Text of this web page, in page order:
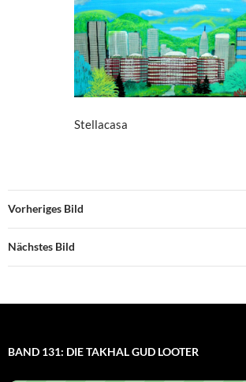
Stellacasa
Vorheriges Bild
Nächstes Bild
BAND 131: DIE TAKHAL GUD LOOTER